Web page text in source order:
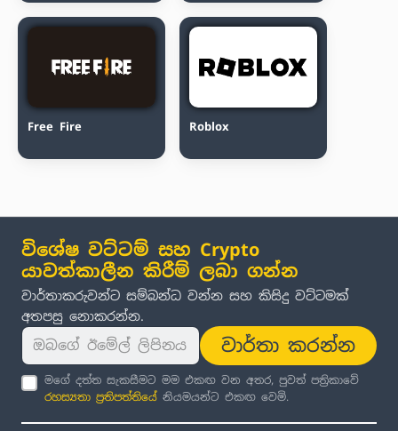
Free Fire Roblox
විශේෂ වට්ටම් සහ Crypto
යාවත්කාලීන කිරීම් ලබා ගන්න
වාර්තාකරුවන්ට සම්බන්ධ වන්න සහ කිසිදු වට්ටමක්
අතපසු නොකරන්න.
වාර්තා කරන්න
මගේ දත්ත සැකසීමට මම එකඟ වන අතර, පුවත් පත්‍රිකාවේ
රහස්‍යතා ප්‍රතිපත්තිය ේ නියමයන්ට එකඟ වෙමි.